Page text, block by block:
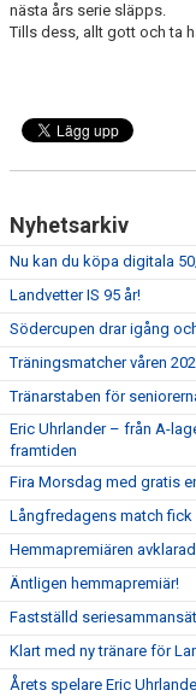
nästa års serie släpps.
Tills dess, allt gott och ta
Nyhetsarkiv
Nu kan du köpa digitala
Landvetter IS 95 år!
Södercupen drar igång
Träningsmatcher våren
Tränarstaben för
Eric Uhrlander – från A-
framtiden
Fira Morsdag med gratis
Långfredagens match
Hemmapremiären avklarad
Äntligen hemmapremiär!
Fastställd
Klart med ny tränare för
Årets spelare Eric